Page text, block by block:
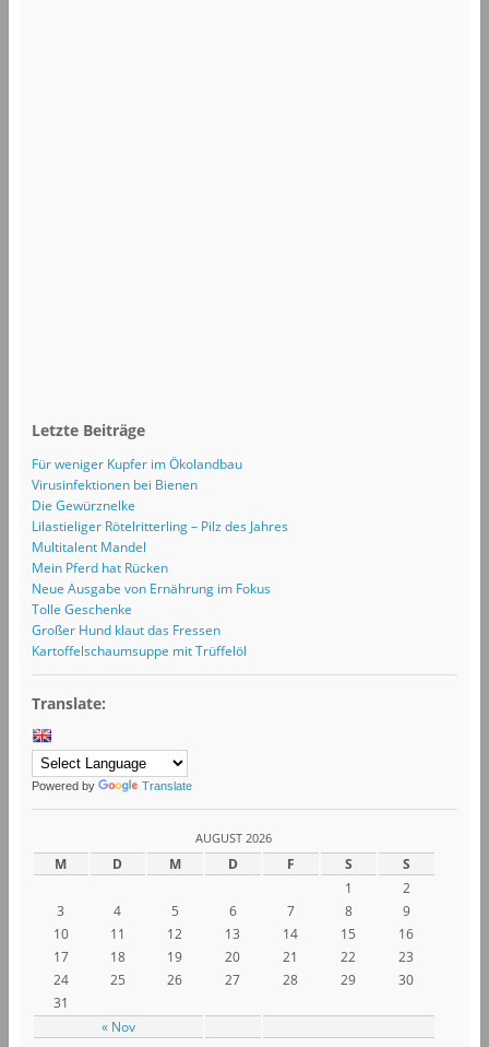
Letzte Beiträge
Für weniger Kupfer im Ökolandbau
Virusinfektionen bei Bienen
Die Gewürznelke
Lilastieliger Rötelritterling – Pilz des Jahres
Multitalent Mandel
Mein Pferd hat Rücken
Neue Ausgabe von Ernährung im Fokus
Tolle Geschenke
Großer Hund klaut das Fressen
Kartoffelschaumsuppe mit Trüffelöl
Translate:
Powered by Translate
AUGUST 2026
M D M D F S S
« Nov
1
2
3
4 5 6 7 8
9
10
11 12 13 14 15
16
17
18 19 20 21 22
23
24
25 26 27 28 29
30
31